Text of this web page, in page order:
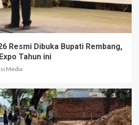
Resmi Dibuka Bupati Rembang,
Tahun ini
Media